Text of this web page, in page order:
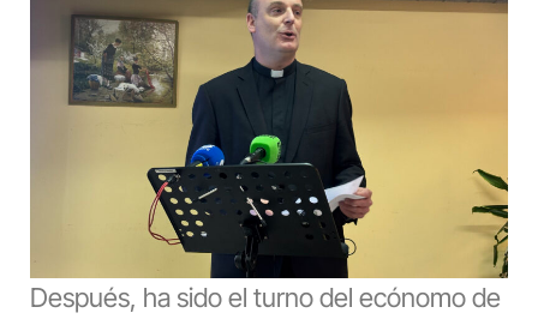
Después, ha sido el turno del ecónomo de